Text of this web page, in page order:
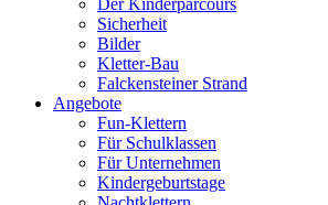
Der Kinderparcours
Sicherheit
Bilder
Kletter-Bau
Falckensteiner Strand
Angebote
Fun-Klettern
Für Schulklassen
Für Unternehmen
Kindergeburtstage